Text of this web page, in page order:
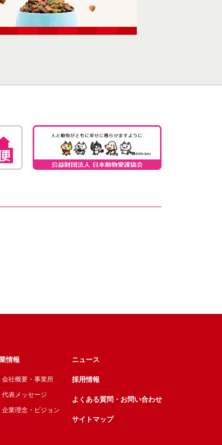
情報
会社概要・事業所
代表メッセージ
企業理念・ビジョン
ニュース
採用情報
よくある質問・お問い合わせ
サイトマップ